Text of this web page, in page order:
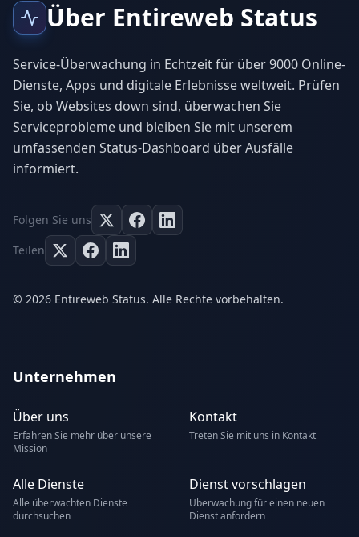
Über Entireweb Status
Service-Überwachung in Echtzeit für über 9000 Online-
Dienste, Apps und digitale Erlebnisse weltweit. Prüfen
Sie, ob Websites down sind, überwachen Sie
Serviceprobleme und bleiben Sie mit unserem
umfassenden Status-Dashboard über Ausfälle
informiert.
Folgen Sie uns
Teilen
© 2026 Entireweb Status. Alle Rechte vorbehalten.
Unternehmen
Über uns
Erfahren Sie mehr über unsere
Mission
Kontakt
Treten Sie mit uns in Kontakt
Alle Dienste
Alle überwachten Dienste
durchsuchen
Dienst vorschlagen
Überwachung für einen neuen
Dienst anfordern